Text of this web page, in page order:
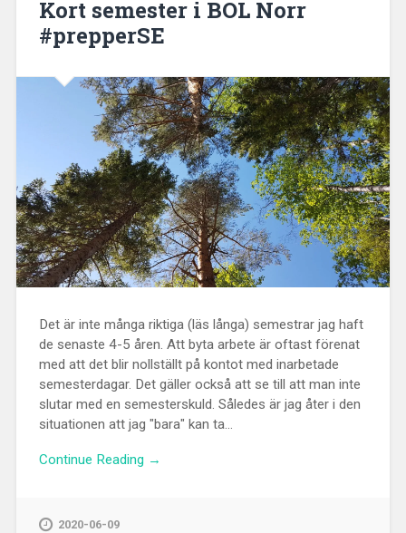
Kort semester i BOL Norr
#prepperSE
Det är inte många riktiga (läs långa) semestrar jag haft
de senaste 4-5 åren. Att byta arbete är oftast förenat
med att det blir nollställt på kontot med inarbetade
semesterdagar. Det gäller också att se till att man inte
slutar med en semesterskuld. Således är jag åter i den
situationen att jag "bara" kan ta...
Continue Reading →
2020-06-09